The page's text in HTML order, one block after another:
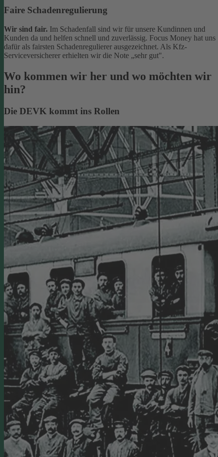
Faire Schadenregulierung
Wir sind fair. Im Schadenfall sind wir für unsere Kundinnen und
Kunden da und helfen schnell und zuverlässig. Focus Money hat uns
dafür als fairsten Schadenregulierer ausgezeichnet. Als Kfz-
Serviceversicherer erhielten wir die Note „sehr gut".
Wo kommen wir her und wo möchten wir
hin?
Die DEVK kommt ins Rollen